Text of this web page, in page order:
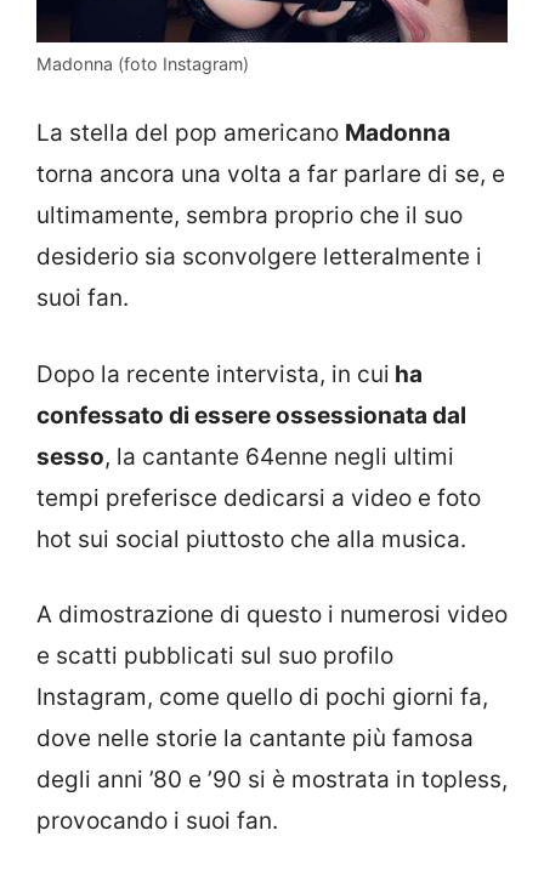
Madonna (foto Instagram)
La stella del pop americano Madonna
torna ancora una volta a far parlare di se, e
ultimamente, sembra proprio che il suo
desiderio sia sconvolgere letteralmente i
suoi fan.
Dopo la recente intervista, in cui ha
confessato di essere ossessionata dal
sesso, la cantante 64enne negli ultimi
tempi preferisce dedicarsi a video e foto
hot sui social piuttosto che alla musica.
A dimostrazione di questo i numerosi video
e scatti pubblicati sul suo profilo
Instagram, come quello di pochi giorni fa,
dove nelle storie la cantante più famosa
degli anni ’80 e ’90 si è mostrata in topless,
provocando i suoi fan.